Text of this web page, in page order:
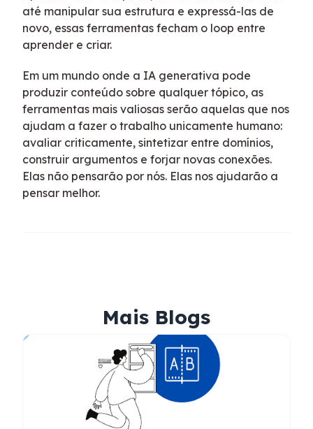
até manipular sua estrutura e expressá-las de
novo, essas ferramentas fecham o loop entre
aprender e criar.
Em um mundo onde a IA generativa pode
produzir conteúdo sobre qualquer tópico, as
ferramentas mais valiosas serão aquelas que nos
ajudam a fazer o trabalho unicamente humano:
avaliar criticamente, sintetizar entre domínios,
construir argumentos e forjar novas conexões.
Elas não pensarão por nós. Elas nos ajudarão a
pensar melhor.
Mais Blogs